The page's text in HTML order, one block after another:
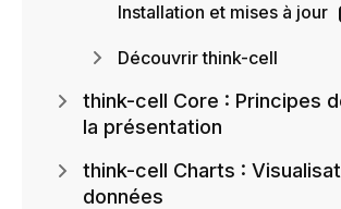
Installation et mises à jour
Découvrir think-cell
think-cell Core : Principes
la présentation
think-cell Charts :
données